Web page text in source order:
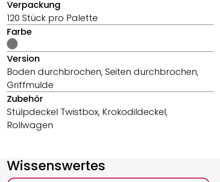
Verpackung
120 Stück pro Palette
Farbe
Version
Boden durchbrochen, Seiten durchbrochen,
Griffmulde
Zubehör
Stülpdeckel Twistbox, Krokodildeckel,
Rollwagen
Wissenswertes